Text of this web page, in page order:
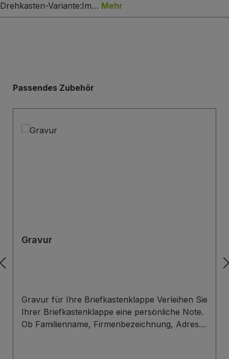
Drehkasten-Variante:Im… Mehr
Produktgalerie überspringen
Passendes Zubehör
Gravur
Gravur für Ihre Briefkastenklappe Verleihen Sie
Ihrer Briefkastenklappe eine persönliche Note.
Ob Familienname, Firmenbezeichnung, Adresse